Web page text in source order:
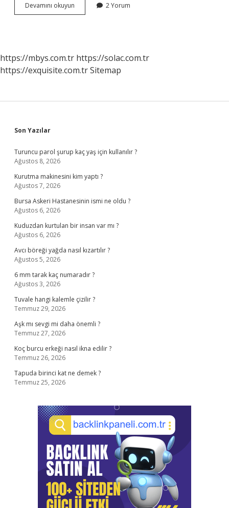
Devamını okuyun Çalışma
Süresini
2 Yorum
https://mbys.com.tr https://solac.com.tr
https://exquisite.com.trSitemap
Sidebar
Son Yazılar
Turuncu parol şurup kaç yaş için kullanılır ?
Ağustos 8, 2026
Kurutma makinesini kim yaptı ?
Ağustos 7, 2026
Bursa Askeri Hastanesinin ismi ne oldu ?
Ağustos 6, 2026
Kuduzdan kurtulan bir insan var mı ?
Ağustos 6, 2026
Avcı böreği yağda nasıl kızartılır ?
Ağustos 5, 2026
6 mm tarak kaç numaradır ?
Ağustos 3, 2026
Tuvale hangi kalemle çizilir ?
Temmuz 29, 2026
Aşk mı sevgi mi daha önemli ?
Temmuz 27, 2026
Koç burcu erkeği nasıl ikna edilir ?
Temmuz 26, 2026
Tapuda birinci kat ne demek ?
Temmuz 25, 2026